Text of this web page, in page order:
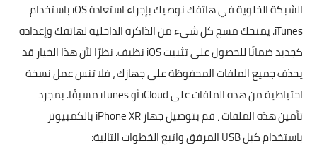
الشبكة الخلوية في هاتفك نوصيك بإجراء استعادة iOS باستخدام
iTunes. يمنحك مسح كل شيء من الذاكرة الداخلية لهاتفك وإعداده
كجديد ضمانًا للحصول على تثبيت iOS نظيف. نظرًا لأن هذا الخيار قد
يحذف جميع الملفات المحفوظة على جهازك ، فلا تنس عمل نسخة
احتياطية من هذه الملفات على iCloud أو iTunes مسبقًا. بمجرد
تأمين هذه الملفات ، قم بتوصيل جهاز iPhone XR بالكمبيوتر
باستخدام كبل USB المرفق واتبع الخطوات التالية: